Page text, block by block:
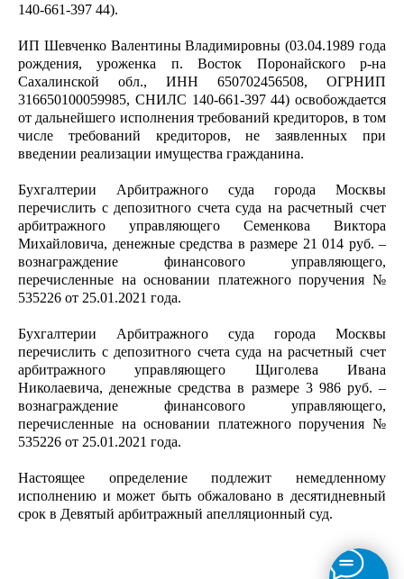
140-661-397 44).
ИП Шевченко Валентины Владимировны (03.04.1989 года
рождения, уроженка п. Восток Поронайского р-на
Сахалинской обл., ИНН 650702456508, ОГРНИП
316650100059985, СНИЛС 140-661-397 44) освобождается
от дальнейшего исполнения требований кредиторов, в том
числе требований кредиторов, не заявленных при
введении реализации имущества гражданина.
Бухгалтерии Арбитражного суда города Москвы
перечислить с депозитного счета суда на расчетный счет
арбитражного управляющего Семенкова Виктора
Михайловича, денежные средства в размере 21 014 руб. –
вознаграждение финансового управляющего,
перечисленные на основании платежного поручения №
535226 от 25.01.2021 года.
Бухгалтерии Арбитражного суда города Москвы
перечислить с депозитного счета суда на расчетный счет
арбитражного управляющего Щиголева Ивана
Николаевича, денежные средства в размере 3 986 руб. –
вознаграждение финансового управляющего,
перечисленные на основании платежного поручения №
535226 от 25.01.2021 года.
Настоящее определение подлежит немедленному
исполнению и может быть обжаловано в десятидневный
срок в Девятый арбитражный апелляционный суд.